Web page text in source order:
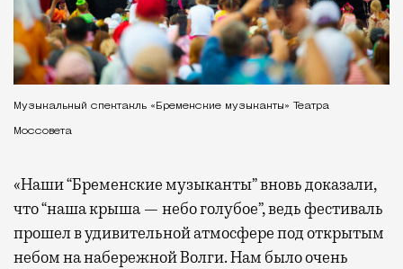
Музыкальный спектакль «Бременские музыканты» Театра
Моссовета
«Наши “Бременские музыканты” вновь доказали,
что “наша крыша — небо голубое”, ведь фестиваль
прошел в удивительной атмосфере под открытым
небом на набережной Волги. Нам было очень